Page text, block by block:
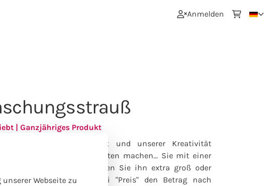
Anmelden
| Ganzjähriges Produkt
von unserem Angebot und unserer Kreativität
ist es, was wir am liebsten machen... Sie mit einer
überraschen. Möchten Sie ihn extra groß oder
Dann können Sie bei "Preis" den Betrag nach
Webseite zu